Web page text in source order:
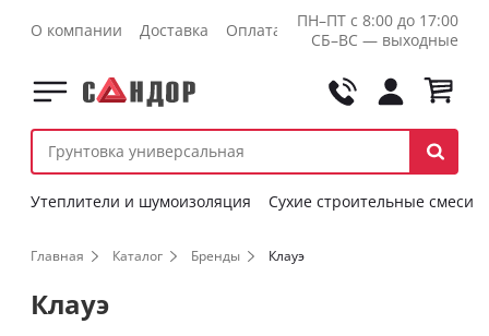
О компании Доставка Оплата Контакты Оптовикам
ПН–ПТ с 8:00 до 17:00
СБ–ВС — выходные
Утеплители и шумоизоляция Сухие строительные смеси
Главная Каталог Бренды Клауэ
Клауэ